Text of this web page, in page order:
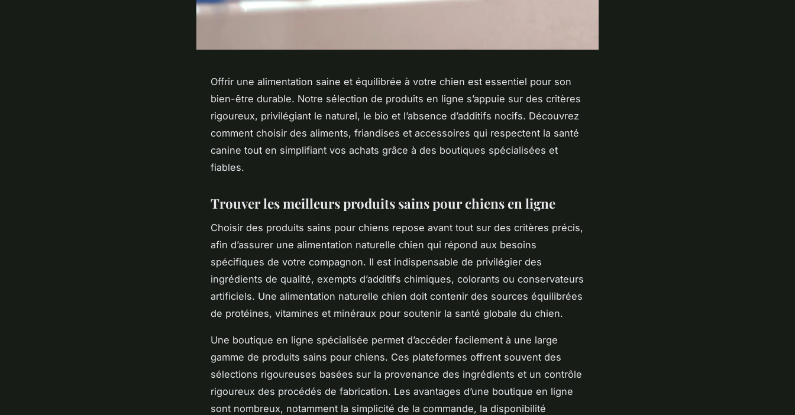
Offrir une alimentation saine et équilibrée à votre chien est essentiel pour son
bien-être durable. Notre sélection de produits en ligne s’appuie sur des critères
rigoureux, privilégiant le naturel, le bio et l’absence d’additifs nocifs. Découvrez
comment choisir des aliments, friandises et accessoires qui respectent la santé
canine tout en simplifiant vos achats grâce à des boutiques spécialisées et
fiables.
Trouver les meilleurs produits sains pour chiens en ligne
Choisir des produits sains pour chiens repose avant tout sur des critères précis,
afin d’assurer une alimentation naturelle chien qui répond aux besoins
spécifiques de votre compagnon. Il est indispensable de privilégier des
ingrédients de qualité, exempts d’additifs chimiques, colorants ou conservateurs
artificiels. Une alimentation naturelle chien doit contenir des sources équilibrées
de protéines, vitamines et minéraux pour soutenir la santé globale du chien.
Une boutique en ligne spécialisée permet d’accéder facilement à une large
gamme de produits sains pour chiens. Ces plateformes offrent souvent des
sélections rigoureuses basées sur la provenance des ingrédients et un contrôle
rigoureux des procédés de fabrication. Les avantages d’une boutique en ligne
sont nombreux, notamment la simplicité de la commande, la disponibilité